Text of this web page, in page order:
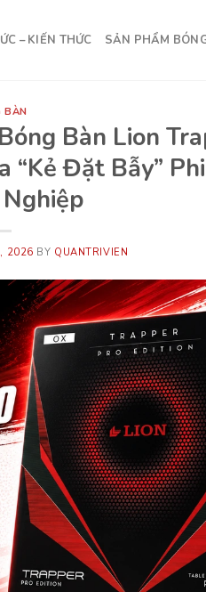
– KIẾN THỨC SẢN PHẨM
BÀN
Bàn Lion
“Kẻ Đặt Bẫy”
2026 BY QUANTRIVIEN